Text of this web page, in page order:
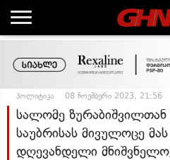
პოლიტიკა 08 ნოემბერი 2023, 21:56
სალომე
საუბრისას მივულოცე
დღევანდელი